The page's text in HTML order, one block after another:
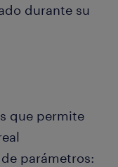
durante su
que permite
parámetros: